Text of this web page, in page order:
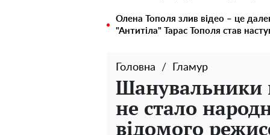
Олена Тополя злив відео – це
"Антитіла" Тарас Тополя став
Головна Гламур
Шанувальники
не стало
відомого